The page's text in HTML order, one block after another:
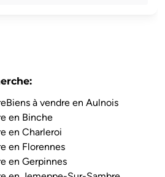
:
Biens à vendre en Aulnois
en Binche
en Charleroi
en Florennes
en Gerpinnes